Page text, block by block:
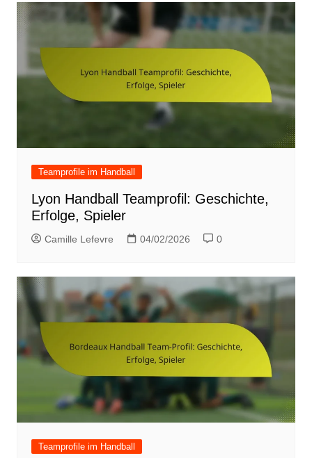
Teamprofile im Handball
Lyon Handball Teamprofil: Geschichte,
Erfolge, Spieler
Camille Lefevre 04/02/2026 0
Teamprofile im Handball